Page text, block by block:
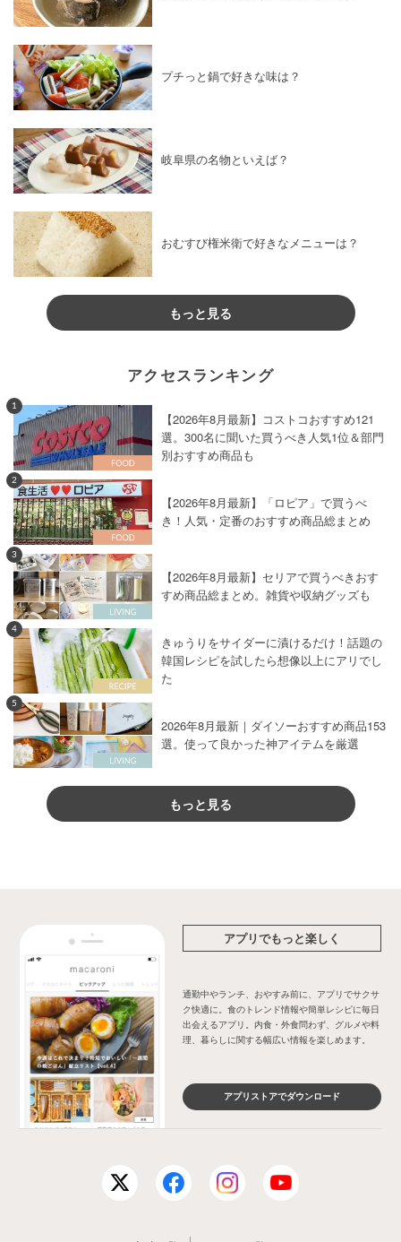
プチっと鍋で好きな味は？
岐阜県の名物といえば？
おむすび権米衛で好きなメニューは？
もっと見る
アクセスランキング
1
【2026年8月最新】コストコおすすめ121
選。300名に聞いた買うべき人気1位＆部門
別おすすめ商品も
2
【2026年8月最新】「ロピア」で買うべ
き！人気・定番のおすすめ商品総まとめ
3
【2026年8月最新】セリアで買うべきおす
すめ商品総まとめ。雑貨や収納グッズも
4
きゅうりをサイダーに漬けるだけ！話題の
韓国レシピを試したら想像以上にアリでし
た
5
2026年8月最新｜ダイソーおすすめ商品153
選。使って良かった神アイテムを厳選
もっと見る
アプリでもっと楽しく
通勤中やランチ、おやすみ前に、アプリでサクサ
ク快適に。食のトレンド情報や簡単レシピに毎日
出会えるアプリ。内食・外食問わず、グルメや料
理、暮らしに関する幅広い情報を楽しめます。
アプリストアでダウンロード